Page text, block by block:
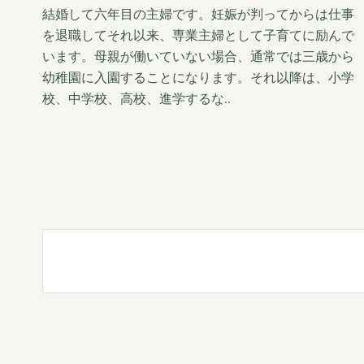
結婚して六年目の主婦です。妊娠が判ってからは仕事
を退職してそれ以来、専業主婦として子育てに励んで
います。母親が働いていない場合、通常では三歳から
幼稚園に入園することになります。それ以降は、小学
校、中学校、高校、進学するな..